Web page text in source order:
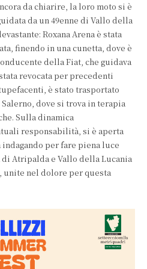
da chiarire, la loro moto si è
da un 49enne di Vallo della
Roxana Arena è stata
finendo in una cunetta, dove è
della Fiat, che guidava
revocata per precedenti
è stato trasportato
dove si trova in terapia
Sulla dinamica
responsabilità, si è aperta
per fare piena luce
Atripalda e Vallo della Lucania
unite nel dolore per questa